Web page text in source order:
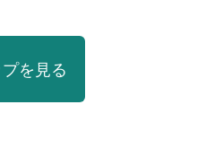
を見る